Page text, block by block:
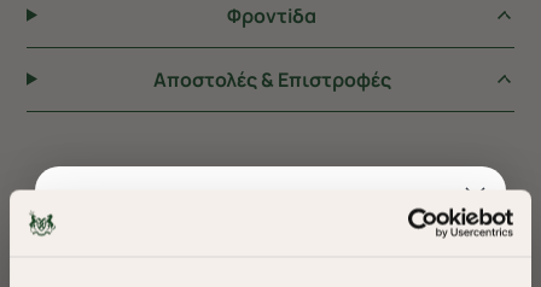
Φροντiδα
Αποστολές & Επιστροφές
ΠΡΟΤΕΙΝΟΥΜΕ ΓΙΑ ΕΣΑΣ